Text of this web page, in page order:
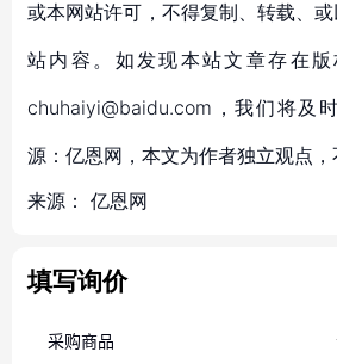
或本网站许可，不得复制、转载、
站内容。如发现本站文章存在
chuhaiyi@baidu.com，我们将及
源：亿恩网，本文为作者独立观点，
来源： 亿恩网
填写询价